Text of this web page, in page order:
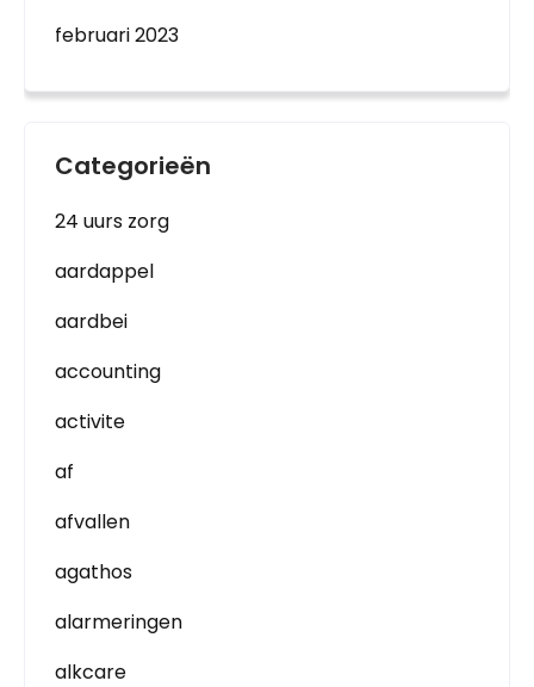
februari 2023
Categorieën
24 uurs zorg
aardappel
aardbei
accounting
activite
af
afvallen
agathos
alarmeringen
alkcare